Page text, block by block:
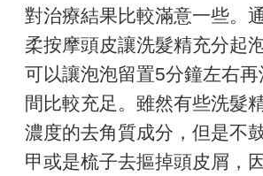
對治療結果比較滿意一些。
柔按摩頭皮讓洗髮精充分起
可以讓泡泡留置5分鐘左右
間比較充足。雖然有些洗髮
濃度的去角質成分，但是不
甲或是梳子去摳掉頭皮屑，